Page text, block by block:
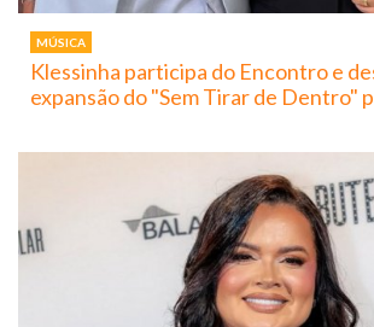
MÚSICA
Klessinha participa do Encontro e
expansão do "Sem Tirar de Dentro"